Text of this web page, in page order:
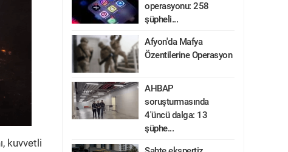
kuvvetli
operasyonu: 258
şüpheli...
Afyon'da Mafya
Özentilerine Operasyon
AHBAP
soruşturmasında
4'üncü dalga: 13
şüphe...